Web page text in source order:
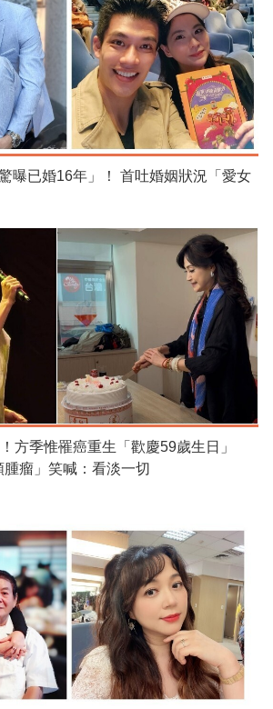
曝已婚16年」！ 首吐婚姻狀況「愛女
方季惟罹癌重生「歡慶59歲生日」
瘤」笑喊：看淡一切